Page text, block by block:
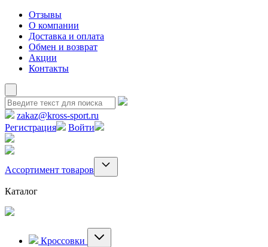
Отзывы
О компании
Доставка и оплата
Обмен и возврат
Акции
Контакты
zakaz@kross-sport.ru
Регистрация
Войти
Ассортимент товаров
Каталог
Кроссовки